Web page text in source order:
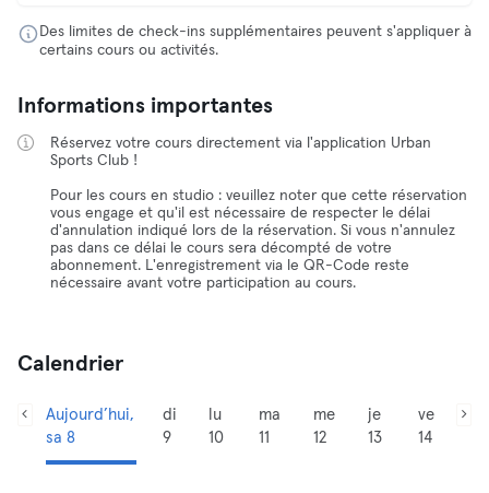
Des limites de check-ins supplémentaires peuvent s'appliquer à
certains cours ou activités.
Informations importantes
Réservez votre cours directement via l'application Urban
Sports Club !
Pour les cours en studio : veuillez noter que cette réservation
vous engage et qu'il est nécessaire de respecter le délai
d'annulation indiqué lors de la réservation. Si vous n'annulez
pas dans ce délai le cours sera décompté de votre
abonnement. L'enregistrement via le QR-Code reste
nécessaire avant votre participation au cours.
Calendrier
Aujourd’hui,
sa 8
di
9
lu
10
ma
11
me
12
je
13
ve
14